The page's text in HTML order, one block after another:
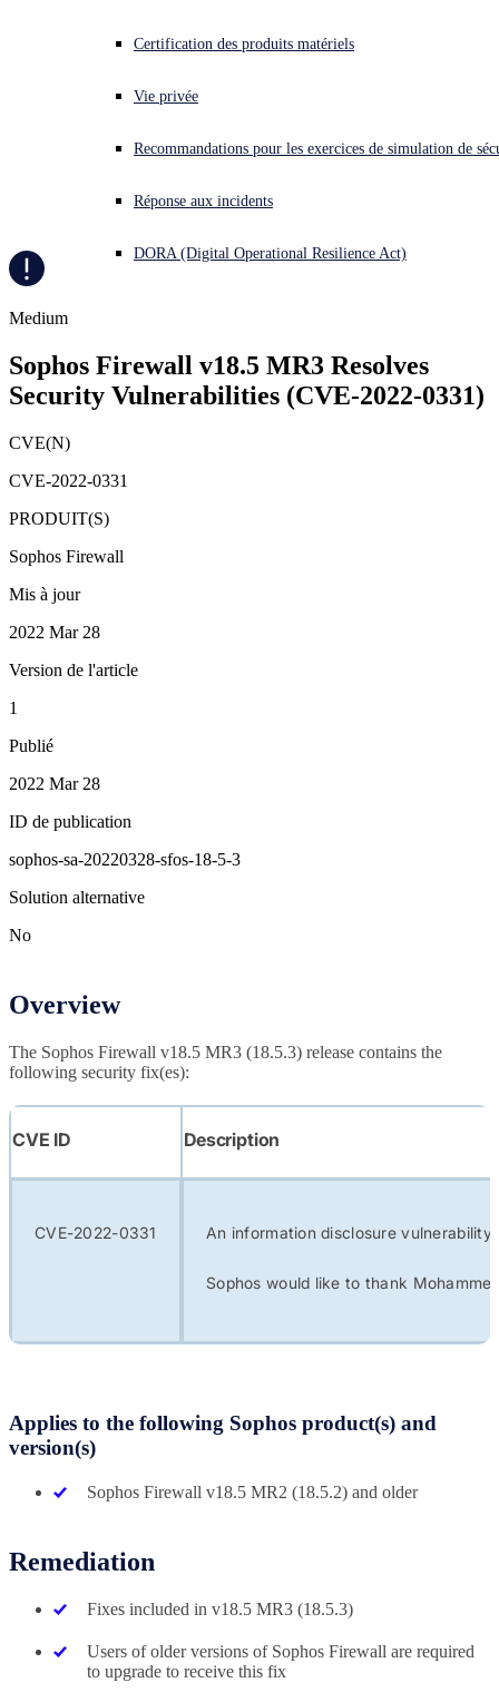
Vous subissez une cyberattaque ? Obtenez une aide immédiate.
Open language switcher
Certification des produits matériels
Vie privée
Recommandations pour les exercices de simulation de
Réponse aux incidents
DORA (Digital Operational Resilience Act)
Medium
Sophos Firewall v18.5 MR3 Resolves
Security Vulnerabilities (CVE-2022-0331)
CVE(N)
CVE-2022-0331
PRODUIT(S)
Sophos Firewall
Mis à jour
2022 Mar 28
Version de l'article
1
Publié
2022 Mar 28
ID de publication
sophos-sa-20220328-sfos-18-5-3
Solution alternative
No
Overview
The Sophos Firewall v18.5 MR3 (18.5.3) release contains the
following security fix(es):
CVE ID Description
CVE-2022-0331 An information disclosure
Sophos would like to thank
Applies to the following Sophos product(s) and
version(s)
Sophos Firewall v18.5 MR2 (18.5.2) and older
Remediation
Fixes included in v18.5 MR3 (18.5.3)
Users of older versions of Sophos Firewall are required
to upgrade to receive this fix